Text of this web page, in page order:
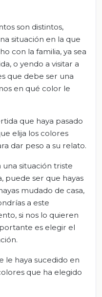
son distintos,
situación en la que
con la familia, ya sea
o yendo a visitar a
que debe ser una
en qué color le
que haya pasado
elija los colores
dar peso a su relato.
situación triste
puede ser que hayas
mudado de casa,
a este
si nos lo quieren
es elegir el
le haya sucedido en
que ha elegido